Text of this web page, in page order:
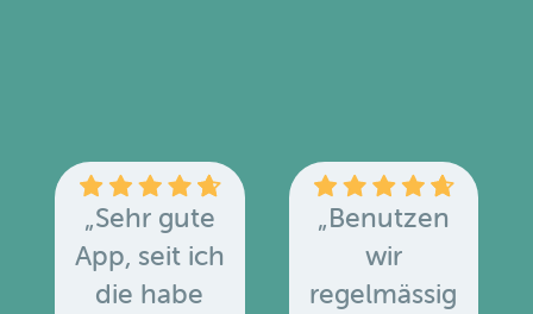
„Sehr gute
App, seit ich
die habe
„Benutzen
wir
regelmässig